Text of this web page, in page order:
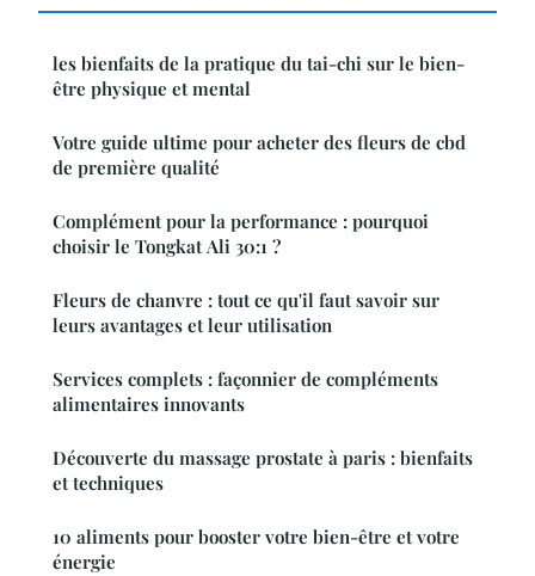
les bienfaits de la pratique du tai-chi sur le bien-
être physique et mental
Votre guide ultime pour acheter des fleurs de cbd
de première qualité
Complément pour la performance : pourquoi
choisir le Tongkat Ali 30:1 ?
Fleurs de chanvre : tout ce qu'il faut savoir sur
leurs avantages et leur utilisation
Services complets : façonnier de compléments
alimentaires innovants
Découverte du massage prostate à paris : bienfaits
et techniques
10 aliments pour booster votre bien-être et votre
énergie